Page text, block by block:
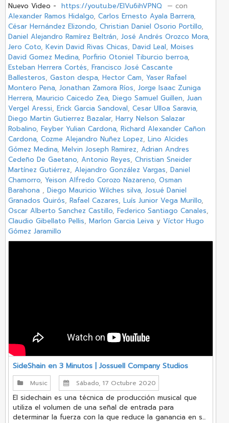
Nuevo Video - https://youtu.be/EIVu6ihVPNQ
‏ — con
Alexander Ramos Hidalgo, Carlos Ernesto Ayala Barrera,
César Hernández Elizondo, Christian Daniel Osorio Portillo,
Daniel Alejandro Ramírez Beltrán, José Andrés Orozco Mora,
Jero Coto, Kevin David Rivas Chicas, David Leal, Moises
David Gomez Medina, Porfirio Otoniel Tiburcio berroa,
Esteban Herrera Cortés, Francisco José Cascante
Ballesteros, Gaston despa, Hector Cam, Yaser Rafael
Montero Pena, Jonathan Zamora Ríos, Jorge Isaac Zuniga
Herrera, Mauricio Caicedo Zea, Diego Samuel Guillen, Juan
Vergel Aressi, Erick Garcia Sandoval, Cesar Ulloa Saravia,
Diego Martin Gutierrez Bazalar, Harry Nelson Salazar
Robalino, Feyber Yulian Cardona, Richard Alexander Cañon
Cardona, Cozme Alejandro Nuñez Lopez, Lino Alcides
Gómez Medina, Melvin Joseph Ramirez, Adrian Andres
Cedeño De Gaetano, Antonio Reyes, Christian Sneider
Martínez Gutiérrez, Alejandro González Vargas, Daniel
Chamorro, Yeison Alfredo Corozo Nazareno, Osman
Barahona , Diego Mauricio Wilches silva, Josué Daniel
Granados Quirós, Rafael Cazares, Luís Junior Vega Murillo,
Oscar Alberto Sanchez Castillo, Federico Santiago Canales,
Claudio Gibellato Pellis, Marlon Garcia Leiva y Víctor Hugo
Gómez Jaramillo
SideShain en 3 Minutos | Jossuell Company Studios
Music Sábado, 17 Octubre 2020
El sidechain es una técnica de producción musical que
utiliza el volumen de una señal de entrada para
determinar la fuerza con la que reduce la ganancia en s...